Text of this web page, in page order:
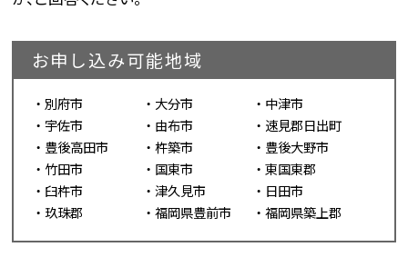
お申し込み可能地域
別府市 大分市
中津市
宇佐市
由布市
速見郡日出町
豊後高田市
杵築市
豊後大野市
竹田市
国東市
東国東郡
臼杵市
津久見市
日田市
玖珠郡
福岡県豊前市 福岡県築上郡